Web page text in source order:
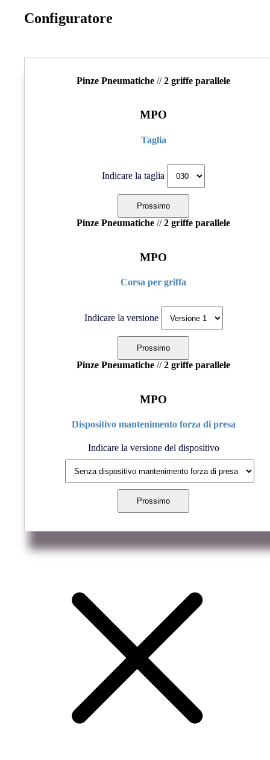
Configuratore
Pinze Pneumatiche //2 griffe parallele
MPO
Taglia
Indicare la taglia
Pinze Pneumatiche //2 griffe parallele
MPO
Corsa per griffa
Indicare la versione
Pinze Pneumatiche //2 griffe parallele
MPO
Dispositivo mantenimento forza di presa
Indicare la versione del dispositivo